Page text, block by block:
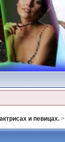
и певицах.